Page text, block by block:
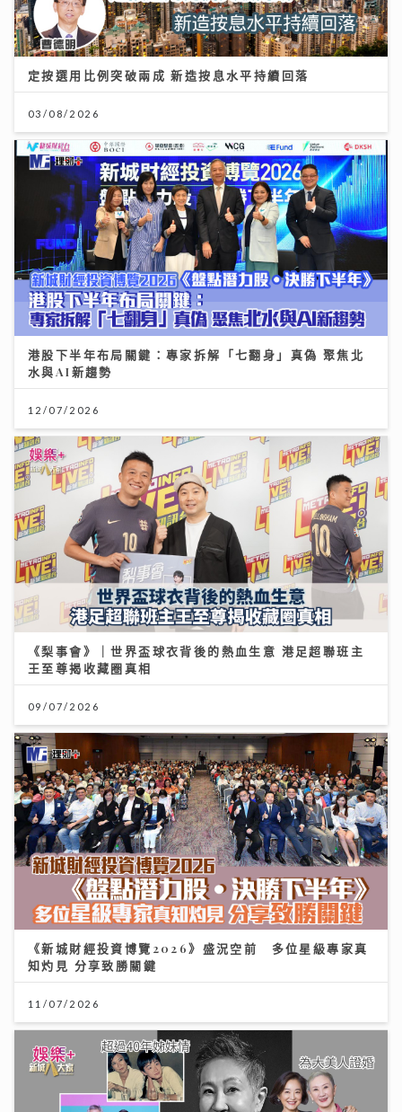
定按選用比例突破兩成 新造按息水平持續回落
03/08/2026
港股下半年布局關鍵：專家拆解「七翻身」真偽 聚焦北
水與AI新趨勢
12/07/2026
《梨事會》｜世界盃球衣背後的熱血生意 港足超聯班主
王至尊揭收藏圈真相
09/07/2026
《新城財經投資博覽2026》盛況空前 多位星級專家真
知灼見 分享致勝關鍵
11/07/2026
資產防禦與跨市場實戰： 加息與減息對金價的影響 如何
12/07/2026
唱作歌手林暐竣西九開Mini Live 換足5套戰衣翻唱偶像
11/07/2026
【#豐味旅程】太古文青Cafe的慢活哲學 三個女生的健
09/08/2026
聚焦環球資產配置：專家剖析大灣區房地產潛力 AI推動
12/07/2026